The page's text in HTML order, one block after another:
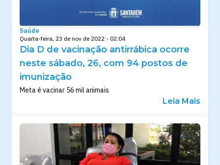
Saúde
Quarta-feira, 23 de nov de 2022 - 02:04
Dia D de vacinação antirrábica ocorre
neste sábado, 26, com 94 postos de
imunização
Meta é vacinar 56 mil animais
Leia Mais